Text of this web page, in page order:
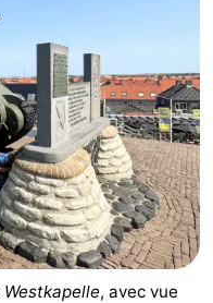
Westkapelle, avec vue